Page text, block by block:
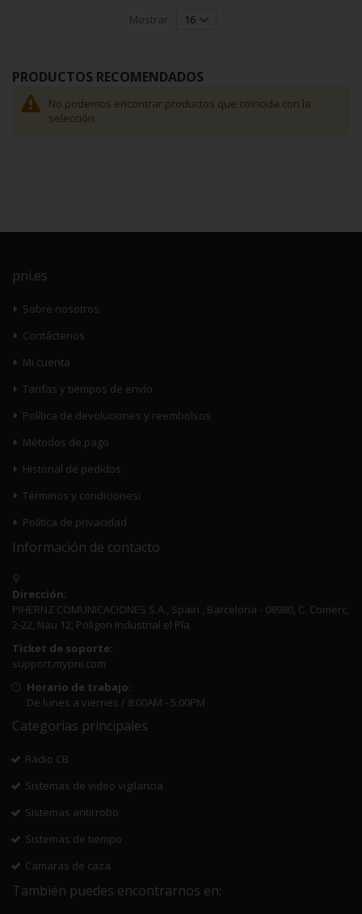
Mostrar
PRODUCTOS RECOMENDADOS
No podemos encontrar productos que coincida con la
selección.
pni.es
Sobre nosotros
Contáctenos
Mi cuenta
Tarifas y tiempos de envío
Política de devoluciones y reembolsos
Métodos de pago
Historial de pedidos
Términos y condicionesi
Política de privacidad
Información de contacto
Dirección:
PIHERNZ COMUNICACIONES S.A., Spain , Barcelona - 08980, C. Comerc,
2-22, Nau 12, Poligon Industrial el Pla
Ticket de soporte:
support.mypni.com
Horario de trabajo:
De lunes a viernes / 8:00AM - 5:00PM
Categorias principales
Radio CB
Sistemas de video vigilancia
Sistemas antirrobo
Sistemas de tiempo
Camaras de caza
También puedes encontrarnos en: